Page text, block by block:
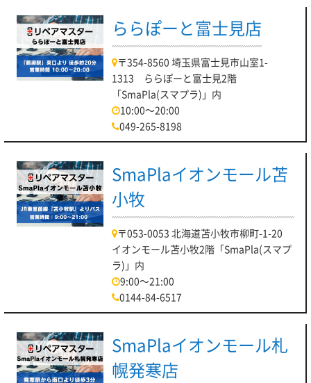
ららぽーと富士見店
〒354-8560 埼玉県富士見市山室1-
1313 ららぽーと富士見2階
「SmaPla(スマプラ)」内
10:00～20:00
049-265-8198
SmaPlaイオンモール苫
小牧
〒053-0053 北海道苫小牧市柳町-1-20
イオンモール苫小牧2階「SmaPla(スマプ
ラ)」内
9:00～21:00
0144-84-6517
SmaPlaイオンモール札
幌発寒店